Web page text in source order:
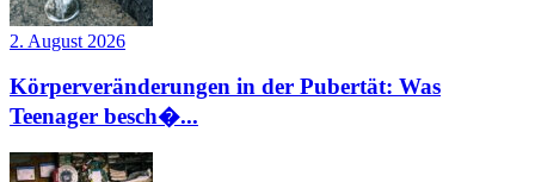
2. August 2026
Körperveränderungen in der Pubertät: Was
Teenager besch�...